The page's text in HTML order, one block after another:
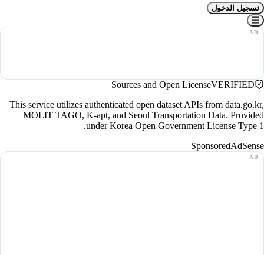
تسجيل الدخول
Sources and Open LicenseVERIFIED
This service utilizes authenticated open dataset APIs from data.go.kr,
MOLIT TAGO, K-apt, and Seoul Transportation Data. Provided
under Korea Open Government License Type 1.
SponsoredAdSense